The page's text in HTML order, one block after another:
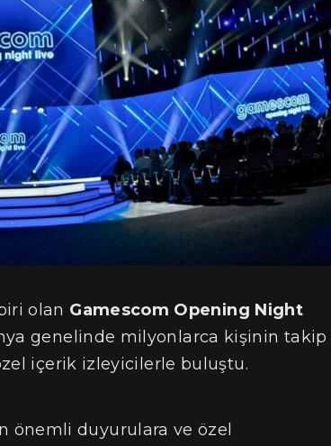
olan Gamescom Opening Night
genelinde milyonlarca kişinin takip
içerik izleyicilerle buluştu.
önemli duyurulara ve özel